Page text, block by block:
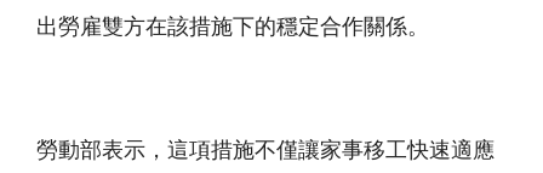
出勞雇雙方在該措施下的穩定合作關係。
勞動部表示，這項措施不僅讓家事移工快速適應